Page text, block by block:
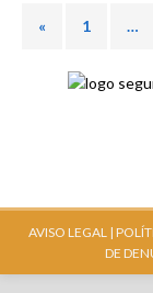
« 1 …
AVISO LEGAL |
DE